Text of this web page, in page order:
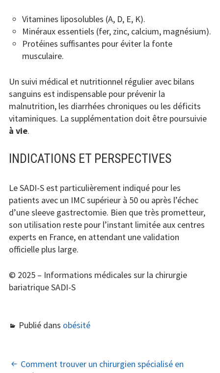
Vitamines liposolubles (A, D, E, K).
Minéraux essentiels (fer, zinc, calcium, magnésium).
Protéines suffisantes pour éviter la fonte
musculaire.
Un suivi médical et nutritionnel régulier avec bilans
sanguins est indispensable pour prévenir la
malnutrition, les diarrhées chroniques ou les déficits
vitaminiques. La supplémentation doit être poursuivie
à vie.
INDICATIONS ET PERSPECTIVES
Le SADI-S est particulièrement indiqué pour les
patients avec un IMC supérieur à 50 ou après l’échec
d’une sleeve gastrectomie. Bien que très prometteur,
son utilisation reste pour l’instant limitée aux centres
experts en France, en attendant une validation
officielle plus large.
© 2025 – Informations médicales sur la chirurgie
bariatrique SADI-S
Publié dans obésité
NAVIGATION
Comment trouver un chirurgien spécialisé en